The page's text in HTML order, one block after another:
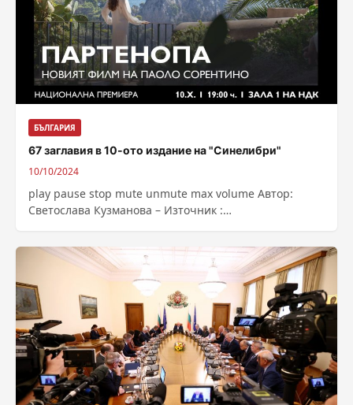
БЪЛГАРИЯ
67 заглавия в 10-ото издание на "Синелибри"
10/10/2024
play pause stop mute unmute max volume Автор:
Светослава Кузманова – Източник :
izdanie-na-sinelibri